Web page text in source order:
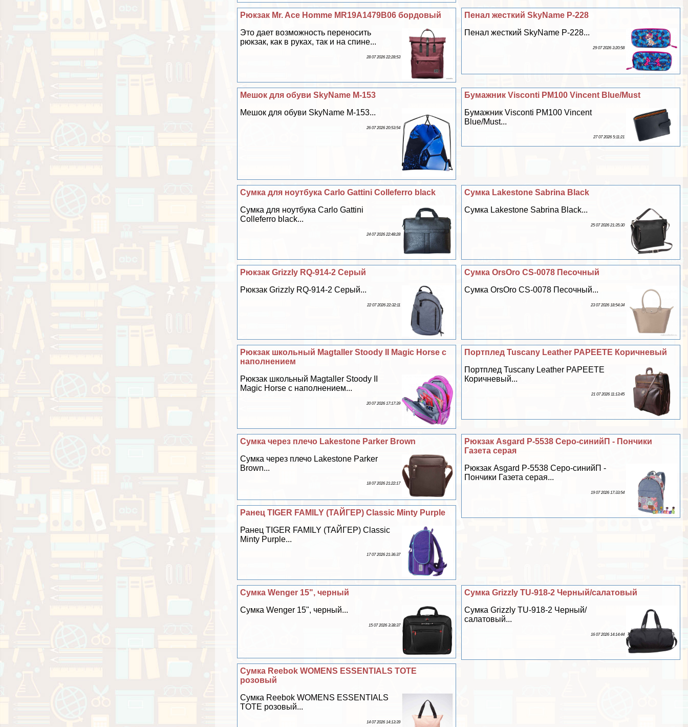
Пенал жесткий SkyName P-228
Пенал жесткий SkyName P-228...
29 07 2026 3:20:58
Рюкзак Mr. Ace Homme MR19A1479B06 бордовый
Это дает возможность переносить
рюкзак, как в руках, так и на спине...
28 07 2026 22:28:53
Бумажник Visconti PM100 Vincent Blue/Must
Бумажник Visconti PM100 Vincent
Blue/Must...
27 07 2026 5:11:21
Мешок для обуви SkyName M-153
Мешок для обуви SkyName M-153...
26 07 2026 20:53:54
Сумка Lakestone Sabrina Black
Сумка Lakestone Sabrina Black...
25 07 2026 21:35:30
Сумка для ноутбука Carlo Gattini Colleferro black
Сумка для ноутбука Carlo Gattini
Colleferro black...
24 07 2026 22:48:28
Сумка OrsOro CS-0078 Песочный
Сумка OrsOro CS-0078 Песочный...
23 07 2026 18:54:34
Рюкзак Grizzly RQ-914-2 Серый
Рюкзак Grizzly RQ-914-2 Серый...
22 07 2026 22:32:11
Портплед Tuscany Leather PAPEETE Коричневый
Портплед Tuscany Leather PAPEETE
Коричневый...
21 07 2026 11:13:45
Рюкзак школьный Magtaller Stoody II Magic Horse с
наполнением
Рюкзак школьный Magtaller Stoody II
Magic Horse с наполнением...
20 07 2026 17:17:39
Рюкзак Asgard Р-5538 Серо-синийП - Пончики
Газета серая
Рюкзак Asgard Р-5538 Серо-синийП -
Пончики Газета серая...
19 07 2026 17:33:54
Сумка через плечо Lakestone Parker Brown
Сумка через плечо Lakestone Parker
Brown...
18 07 2026 21:22:17
Ранец TIGER FAMILY (ТАЙГЕР) Classic Minty Purple
Ранец TIGER FAMILY (ТАЙГЕР) Classic
Minty Purple...
17 07 2026 21:36:37
Сумка Grizzly TU-918-2 Черный/салатовый
Сумка Grizzly TU-918-2 Черный/
салатовый...
16 07 2026 14:14:44
Сумка Wenger 15", черный
Сумка Wenger 15", черный...
15 07 2026 3:38:37
Сумка Reebok WOMENS ESSENTIALS TOTE
розовый
Сумка Reebok WOMENS ESSENTIALS
TOTE розовый...
14 07 2026 14:13:39